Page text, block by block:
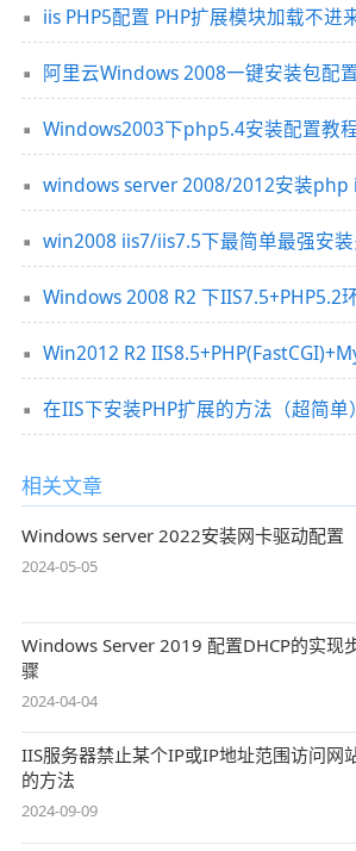
iis PHP5配置 PHP扩展模块加载不进
Windows2003下php5.4安装配置教程
在IIS下安装PHP扩展的方法（超简单）
相关文章
Windows server 2022安装网卡驱动配置
2024-05-05
Windows Server 2019 配置DHCP的实现
骤
2024-04-04
IIS服务器禁止某个IP或IP地址范围访问网
的方法
2024-09-09